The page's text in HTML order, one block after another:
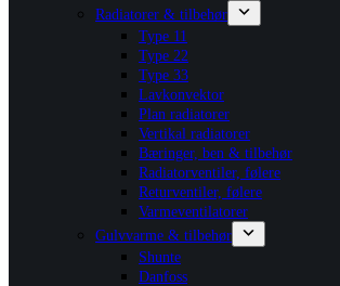
Radiatorer & tilbehør
Type 11
Type 22
Type 33
Lavkonvektor
Plan radiatorer
Vertikal radiatorer
Bæringer, ben & tilbehør
Radiatorventiler, følere
Returventiler, følere
Varmeventilatorer
Gulvvarme & tilbehør
Shunte
Danfoss